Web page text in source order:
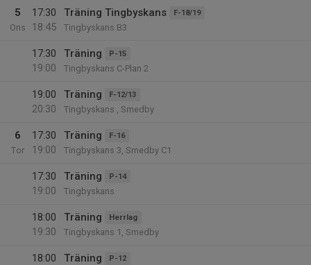
5
Ons
17:30
18:45
Träning Tingbyskans F-18/19
Tingbyskans B3
17:30
19:00
Träning P-15
Tingbyskans C-Plan 2
19:00
20:30
Träning F-12/13
Tingbyskans , Smedby
6
Tor
17:30
19:00
Träning F-16
Tingbyskans 3, Smedby C1
17:30
19:00
Träning P-14
Tingbyskans
18:00
19:30
Träning Herrlag
Tingbyskans 1, Smedby
18:00
Träning P-12